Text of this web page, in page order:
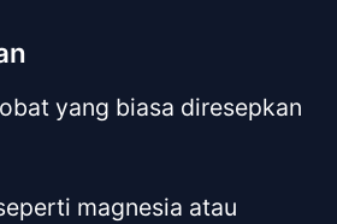
yang biasa diresepkan
magnesia atau